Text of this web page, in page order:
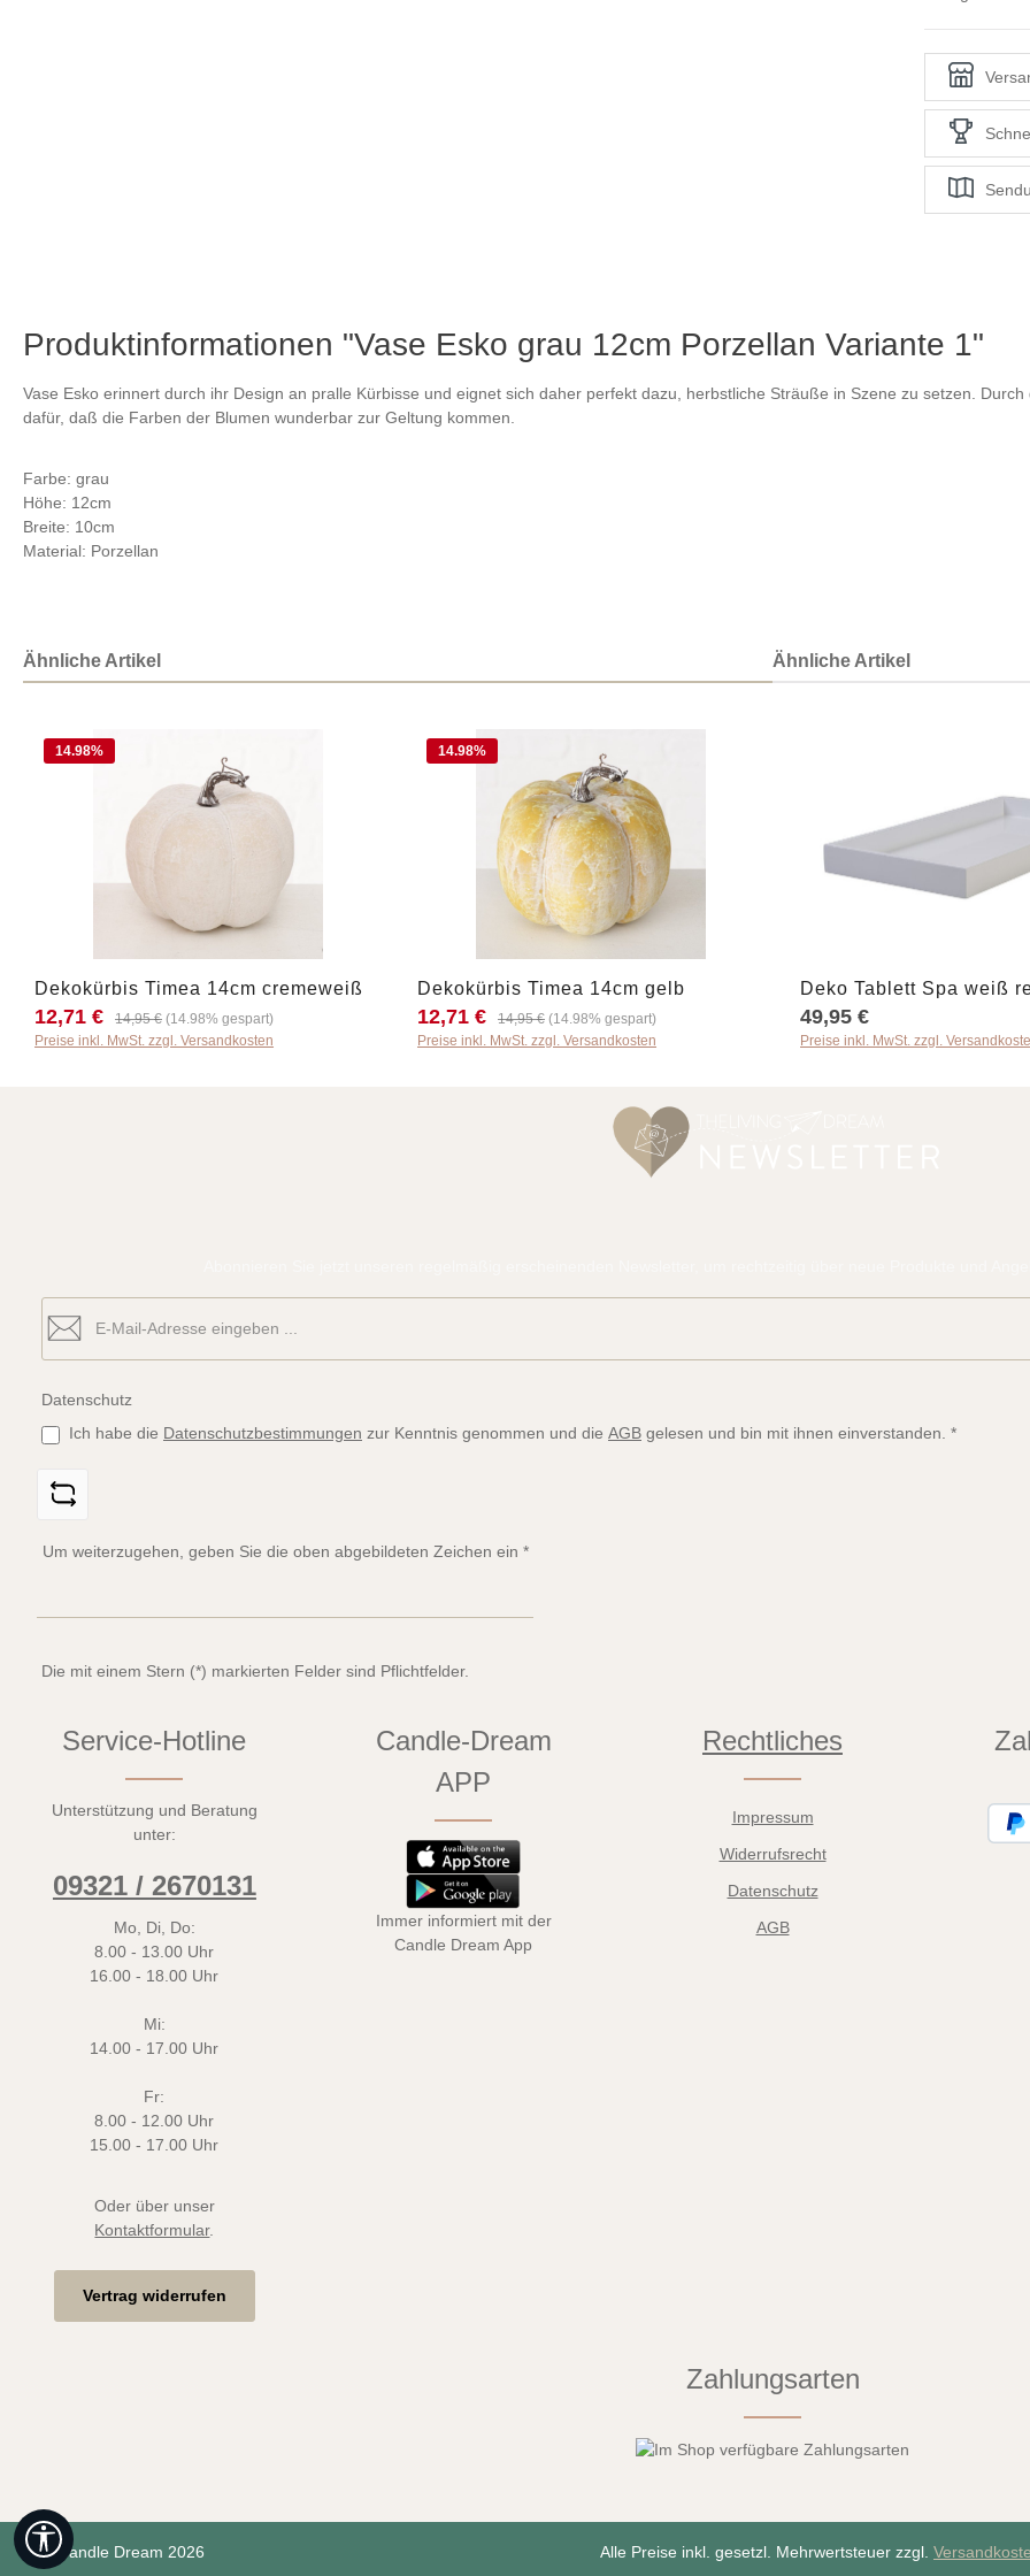
Produktinformationen "Vase Esko grau 12cm Porzellan Variante 1"
Vase Esko erinnert durch ihr Design an pralle Kürbisse und eignet sich daher perfekt dazu, herbstliche Sträuße in Szene zu setzen.
dafür, daß die Farben der Blumen wunderbar zur Geltung kommen.
Farbe: grau
Höhe: 12cm
Breite: 10cm
Material: Porzellan
Ähnliche Artikel Ähnliche Artikel
14.98%
Produkt Anzahl: Gib den gewünschten Wert ein oder benutze die Schaltflächen
Dekokürbis Timea 14cm cremeweiß
12,71 € 14,95 € (14.98% gespart)
Preise inkl. MwSt. zzgl. Versandkosten
14.98%
Produkt Anzahl: Gib den gewünschten Wert ein
Dekokürbis Timea 14cm gelb
12,71 € 14,95 € (14.98% gespart)
Preise inkl. MwSt. zzgl. Versandkosten
Produkt Anzahl:
Deko Tablett Spa weiß
49,95 €
Preise inkl. MwSt. zzgl.
Datenschutz
Ich habe die Datenschutzbestimmungen zur Kenntnis genommen und die AGB gelesen und bin mit ihnen einverstanden. *
Um weiterzugehen, geben Sie die oben abgebildeten Zeichen ein *
Die mit einem Stern (*) markierten Felder sind Pflichtfelder.
Service-Hotline
Unterstützung und Beratung
unter:
09321 / 2670131
Mo, Di, Do:
8.00 - 13.00 Uhr
16.00 - 18.00 Uhr
Mi:
14.00 - 17.00 Uhr
Fr:
8.00 - 12.00 Uhr
15.00 - 17.00 Uhr
Oder über unser
Kontaktformular.
Vertrag widerrufen
Candle-Dream
APP
Immer informiert mit der
Candle Dream App
Rechtliches
Impressum
Widerrufsrecht
Datenschutz
AGB
Zahlungsarten
© Candle Dream 2026 Alle Preise inkl. gesetzl. Mehrwertsteuer zzgl.
Werkzeugleiste anzeigen